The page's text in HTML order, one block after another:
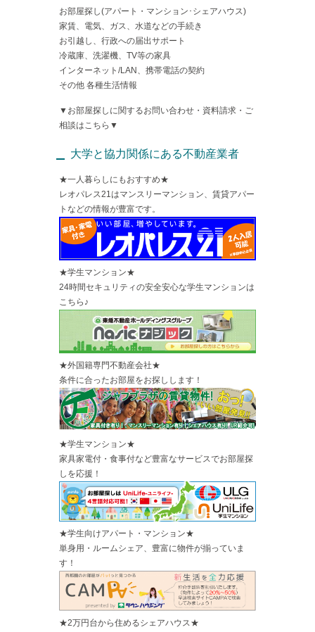
お部屋探し(アパート・マンション･シェアハウス)
家賃、電気、ガス、水道などの手続き
お引越し、行政への届出サポート
冷蔵庫、洗濯機、TV等の家具
インターネット/LAN、携帯電話の契約
その他 各種生活情報
▼お部屋探しに関するお問い合わせ・資料請求・ご
相談はこちら▼
大学と協力関係にある不動産業者
★一人暮らしにもおすすめ★
レオパレス21はマンスリーマンション、賃貸アパー
トなどの情報が豊富です。
★学生マンション★
24時間セキュリティの安全安心な学生マンションは
こちら♪
★外国籍専門不動産会社★
条件に合ったお部屋をお探しします！
★学生マンション★
家具家電付・食事付など豊富なサービスでお部屋探
しを応援！
★学生向けアパート・マンション★
単身用・ルームシェア、豊富に物件が揃っていま
す！
★2万円台から住めるシェアハウス★